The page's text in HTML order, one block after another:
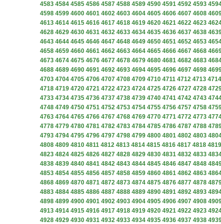
4583 4584 4585 4586 4587 4588 4589 4590 4591 4592 4593
4598 4599 4600 4601 4602 4603 4604 4605 4606 4607 4608
4613 4614 4615 4616 4617 4618 4619 4620 4621 4622 4623
4628 4629 4630 4631 4632 4633 4634 4635 4636 4637 4638
4643 4644 4645 4646 4647 4648 4649 4650 4651 4652 4653
4658 4659 4660 4661 4662 4663 4664 4665 4666 4667 4668
4673 4674 4675 4676 4677 4678 4679 4680 4681 4682 4683
4688 4689 4690 4691 4692 4693 4694 4695 4696 4697 4698
4703 4704 4705 4706 4707 4708 4709 4710 4711 4712 4713 4714
4718 4719 4720 4721 4722 4723 4724 4725 4726 4727 4728
4733 4734 4735 4736 4737 4738 4739 4740 4741 4742 4743
4748 4749 4750 4751 4752 4753 4754 4755 4756 4757 4758
4763 4764 4765 4766 4767 4768 4769 4770 4771 4772 4773
4778 4779 4780 4781 4782 4783 4784 4785 4786 4787 4788
4793 4794 4795 4796 4797 4798 4799 4800 4801 4802 4803
4808 4809 4810 4811 4812 4813 4814 4815 4816 4817 4818 4819
4823 4824 4825 4826 4827 4828 4829 4830 4831 4832 4833
4838 4839 4840 4841 4842 4843 4844 4845 4846 4847 4848
4853 4854 4855 4856 4857 4858 4859 4860 4861 4862 4863
4868 4869 4870 4871 4872 4873 4874 4875 4876 4877 4878
4883 4884 4885 4886 4887 4888 4889 4890 4891 4892 4893
4898 4899 4900 4901 4902 4903 4904 4905 4906 4907 4908
4913 4914 4915 4916 4917 4918 4919 4920 4921 4922 4923
4928 4929 4930 4931 4932 4933 4934 4935 4936 4937 4938